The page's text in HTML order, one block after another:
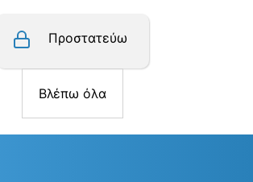
Προστατεύω
Βλέπω όλα